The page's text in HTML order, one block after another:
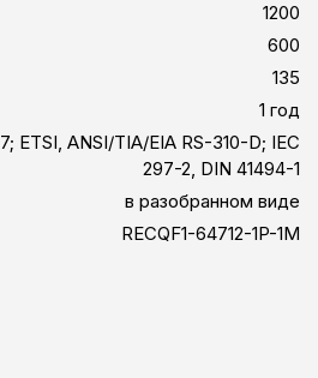
1200
600
135
1 год
7; ETSI, ANSI/TIA/EIA RS-310-D; IEC
297-2, DIN 41494-1
в разобранном виде
RECQF1-64712-1P-1M